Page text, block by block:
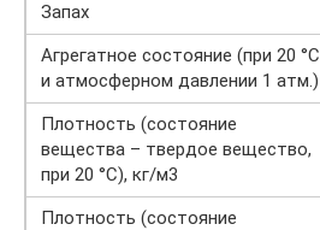
Запах
Агрегатное состояние (при 20 °C
и атмосферном давлении 1 атм.)
Плотность (состояние
вещества – твердое вещество,
при 20 °C), кг/м3
Плотность (состояние